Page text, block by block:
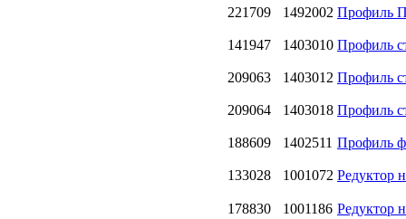
221709 1492002 Профиль
141947 1403010 Профиль
209063 1403012 Профиль
209064 1403018 Профиль
188609 1402511 Профиль
133028 1001072 Редуктор
178830 1001186 Редуктор